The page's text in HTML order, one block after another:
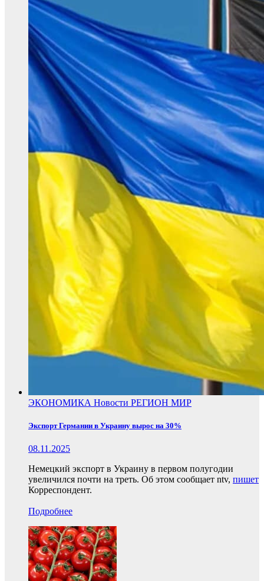
ЭКОНОМИКА Новости РЕГИОН МИР
Экспорт Германии в Украину вырос на 30%
08.11.2025
Немецкий экспорт в Украину в первом полугодии
увеличился почти на треть. Об этом сообщает ntv, пишет
Корреспондент.
Подробнее